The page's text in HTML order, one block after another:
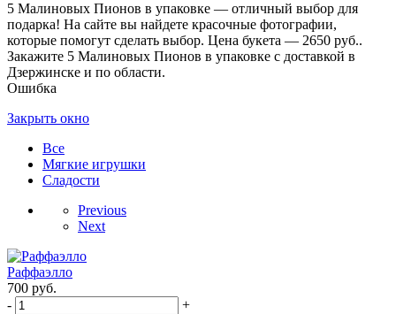
5 Малиновых Пионов в упаковке — отличный выбор для
подарка! На сайте вы найдете красочные фотографии,
которые помогут сделать выбор. Цена букета — 2650 руб..
Закажите 5 Малиновых Пионов в упаковке с доставкой в
Дзержинске и по области.
Ошибка
Закрыть окно
Все
Мягкие игрушки
Сладости
Previous
Next
Раффаэлло
700 руб.
-
+